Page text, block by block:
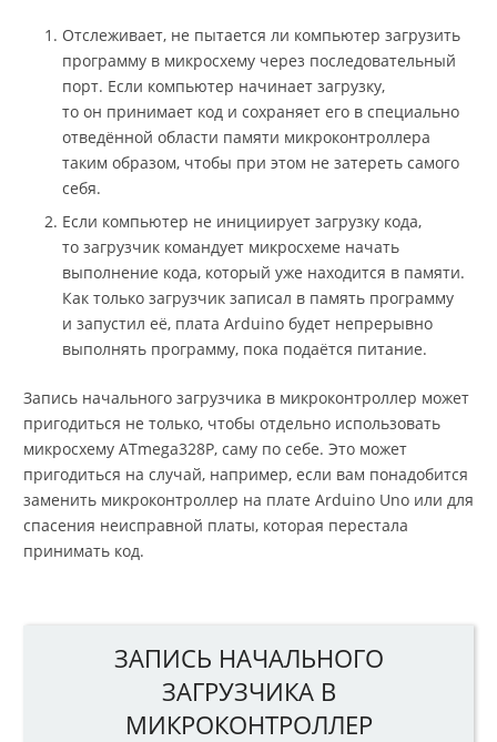
Отслеживает, не пытается ли компьютер загрузить
программу в микросхему через последовательный
порт. Если компьютер начинает загрузку,
то он принимает код и сохраняет его в специально
отведённой области памяти микроконтроллера
таким образом, чтобы при этом не затереть самого
себя.
Если компьютер не инициирует загрузку кода,
то загрузчик командует микросхеме начать
выполнение кода, который уже находится в памяти.
Как только загрузчик записал в память программу
и запустил её, плата Arduino будет непрерывно
выполнять программу, пока подаётся питание.
Запись начального загрузчика в микроконтроллер может
пригодиться не только, чтобы отдельно использовать
микросхему ATmega328P, саму по себе. Это может
пригодиться на случай, например, если вам понадобится
заменить микроконтроллер на плате Arduino Uno или для
спасения неисправной платы, которая перестала
принимать код.
ЗАПИСЬ НАЧАЛЬНОГО
ЗАГРУЗЧИКА В
МИКРОКОНТРОЛЛЕР